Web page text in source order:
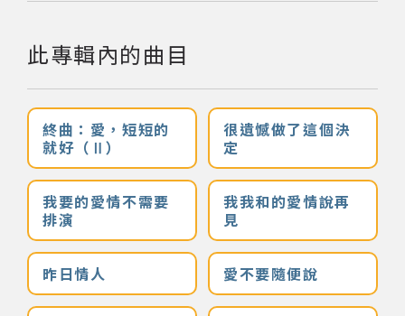
此專輯內的曲目
終曲：愛，短短的
就好（Ⅱ）
很遺憾做了這個決
定
我要的愛情不需要
排演
我我和的愛情說再
見
昨日情人 愛不要隨便說
音樂獎項
組織協會
曲目統計表
臺北流行音樂中心
隱私權保護政策